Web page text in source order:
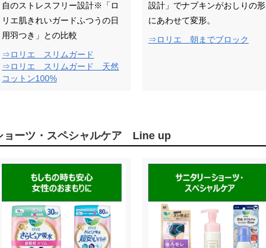
自のストレスフリー設計※「ロ
リエ肌きれいガードふつうの日
用羽つき」との比較
⇒ロリエ スリムガード
⇒ロリエ スリムガード 天然
コットン100%
設計」でナプキンがおしりの形
にあわせて変形。
⇒ロリエ 朝までブロック
ョーツ・スペシャルケア Line up